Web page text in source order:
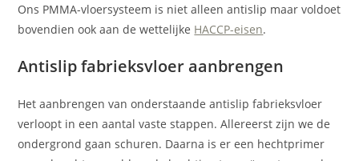
Ons PMMA-vloersysteem is niet alleen antislip maar voldoet
bovendien ook aan de wettelijke HACCP-eisen.
Antislip fabrieksvloer aanbrengen
Het aanbrengen van onderstaande antislip fabrieksvloer
verloopt in een aantal vaste stappen. Allereerst zijn we de
ondergrond gaan schuren. Daarna is er een hechtprimer